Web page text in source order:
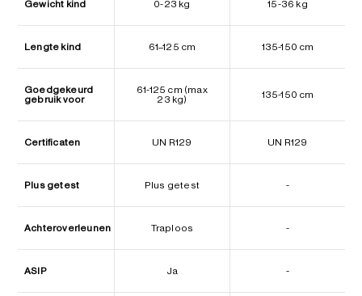
Gewicht kind 0-23 kg 15-36 kg
Lengte kind 61–125 cm 135-150 cm
Goedgekeurd
gebruik voor
61-125 cm (max
23 kg)
135-150 cm
Certificaten UN R129 UN R129
Plus getest Plus getest -
Achteroverleunen Traploos -
ASIP Ja -